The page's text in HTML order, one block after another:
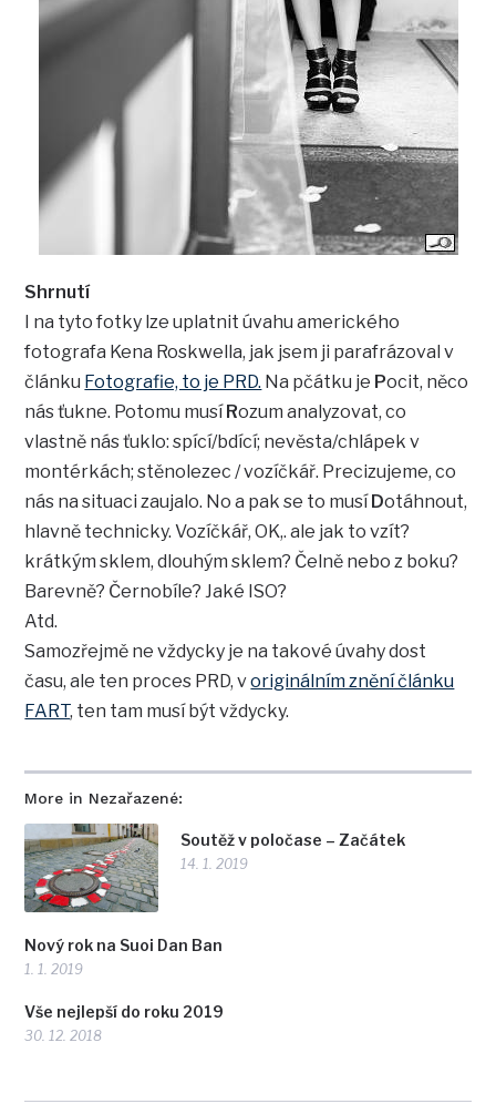
More in Nezařazené:
Soutěž v poločase – Začátek
14. 1. 2019
Nový rok na Suoi Dan Ban
1. 1. 2019
Vše nejlepší do roku 2019
30. 12. 2018
Shrnutí
I na tyto fotky lze uplatnit úvahu amerického
fotografa Kena Roskwella, jak jsem ji parafrázoval v
článku Fotografie, to je PRD. Na pčátku je Pocit, něco
nás ťukne. Potomu musí Rozum analyzovat, co
vlastně nás ťuklo: spící/bdící; nevěsta/chlápek v
montérkách; stěnolezec / vozíčkář. Precizujeme, co
nás na situaci zaujalo. No a pak se to musí Dotáhnout,
hlavně technicky. Vozíčkář, OK,. ale jak to vzít?
krátkým sklem, dlouhým sklem? Čelně nebo z boku?
Barevně? Černobíle? Jaké ISO?
Atd.
Samozřejmě ne vždycky je na takové úvahy dost
času, ale ten proces PRD, voriginálním znění článku
FART, ten tam musí být vždycky.